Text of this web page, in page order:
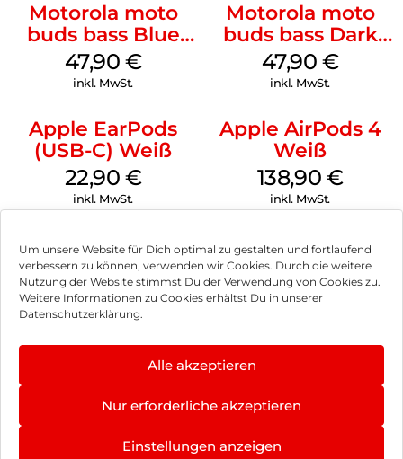
Um unsere Website für Dich optimal zu gestalten und fortlaufend
verbessern zu können, verwenden wir Cookies. Durch die weitere
Nutzung der Website stimmst Du der Verwendung von Cookies zu.
Weitere Informationen zu Cookies erhältst Du in unserer
Datenschutzerklärung.
Alle akzeptieren
Nur erforderliche akzeptieren
Einstellungen anzeigen
Motorola moto
buds bass Blue
Jewel
47,90 €
inkl. MwSt.
Motorola moto
buds bass Dark
Shadow
47,90 €
inkl. MwSt.
Apple EarPods
(USB-C) Weiß
22,90 €
inkl. MwSt.
Apple AirPods 4
Weiß
138,90 €
inkl. MwSt.
Impressum
Hinweis zur Batterieentsorgung